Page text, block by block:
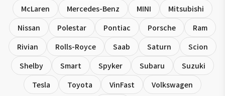
McLaren
Mercedes-Benz MINI
Mitsubishi
Nissan
Polestar Pontiac Porsche
Ram
Rivian
Rolls-Royce Saab Saturn
Scion
Shelby
Smart Spyker Subaru
Suzuki
Tesla
Toyota VinFast
Volkswagen